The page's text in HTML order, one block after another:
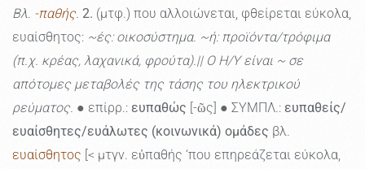
Βλ. -παθής. 2. (μτφ.) που αλλοιώνεται, φθείρεται εύκολα,
ευαίσθητος: ~ές: οικοσύστημα. ~ή: προϊόντα/τρόφιμα
(π.χ. κρέας, λαχανικά, φρούτα).|| Ο Η/Υ είναι ~ σε
απότομες μεταβολές της τάσης του ηλεκτρικού
ρεύματος. ● επίρρ.: ευπαθώς [-ῶς] ● ΣΥΜΠΛ.: ευπαθείς/
ευαίσθητες/ευάλωτες (κοινωνικά) ομάδες βλ.
ευαίσθητος [< μτγν. εὐπαθής ‘που επηρεάζεται εύκολα,